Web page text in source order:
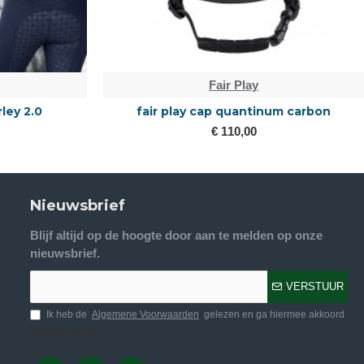
2.0
Fair Play
fair play cap quantinum carbon
€ 110,00
Nieuwsbrief
Blijf altijd op de hoogte door aan te melden op onze
nieuwsbrief.
VERSTUUR
Ik heb de Algemene Voorwaarden gelezen en ga hiermee akkoord